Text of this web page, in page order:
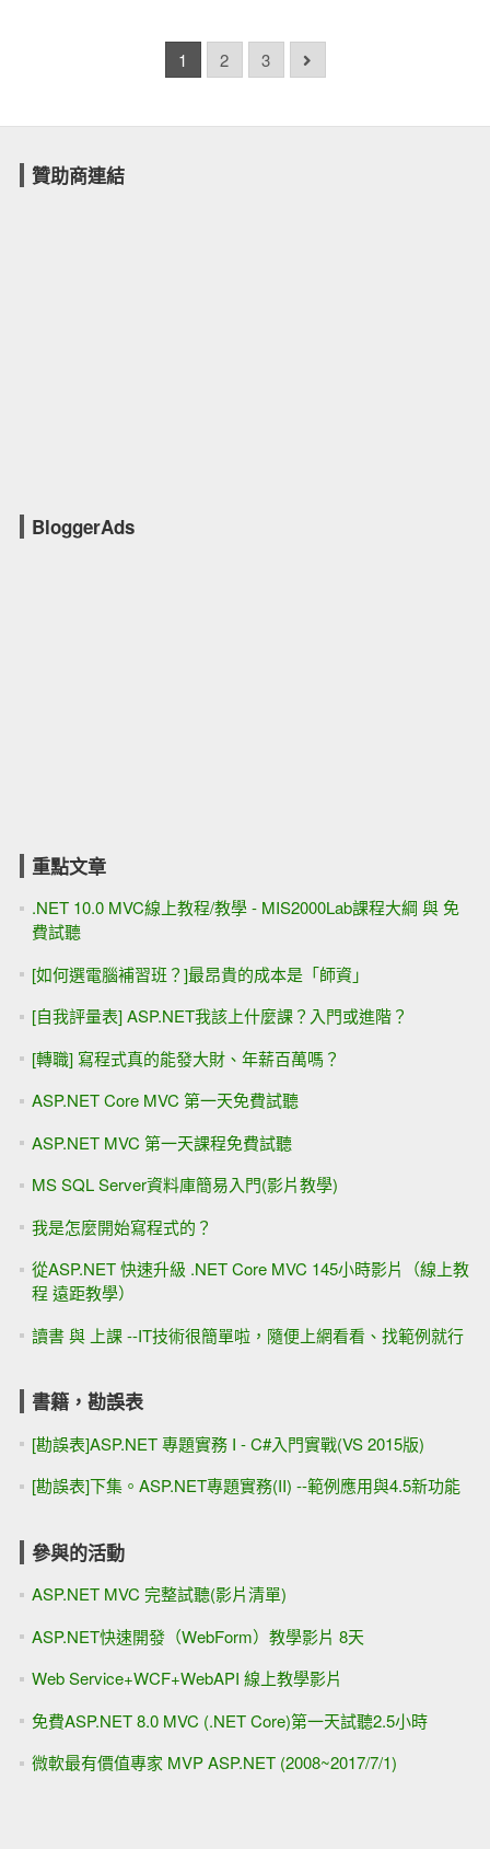
1 2 3
贊助商連結
BloggerAds
重點文章
.NET 10.0 MVC線上教程/教學 - MIS2000Lab課程大綱 與 免
費試聽
[如何選電腦補習班？]最昂貴的成本是「師資」
[自我評量表] ASP.NET我該上什麼課？入門或進階？
[轉職] 寫程式真的能發大財、年薪百萬嗎？
ASP.NET Core MVC 第一天免費試聽
ASP.NET MVC 第一天課程免費試聽
MS SQL Server資料庫簡易入門(影片教學)
我是怎麼開始寫程式的？
從ASP.NET 快速升級 .NET Core MVC 145小時影片（線上教
程 遠距教學）
讀書 與 上課 --IT技術很簡單啦，隨便上網看看、找範例就行
書籍，勘誤表
[勘誤表]ASP.NET 專題實務 I - C#入門實戰(VS 2015版)
[勘誤表]下集。ASP.NET專題實務(II) --範例應用與4.5新功能
參與的活動
ASP.NET MVC 完整試聽(影片清單)
ASP.NET快速開發（WebForm）教學影片 8天
Web Service+WCF+WebAPI 線上教學影片
免費ASP.NET 8.0 MVC (.NET Core)第一天試聽2.5小時
微軟最有價值專家 MVP ASP.NET (2008~2017/7/1)